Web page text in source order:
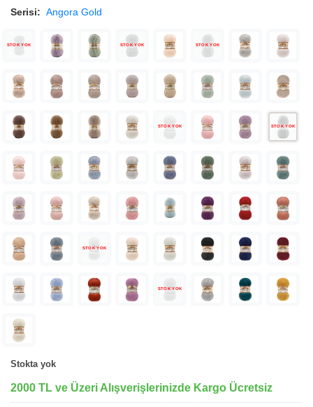
Serisi: Angora Gold
STOK YOK STOK YOK STOK YOK
STOK YOK STOK YOK
STOK YOK
STOK YOK
Stokta yok
2000 TL ve Üzeri Alışverişlerinizde Kargo Ücretsiz